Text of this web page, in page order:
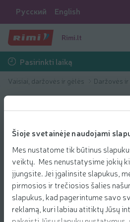
Šioje svetainėje naudojami
Mes nustatome tik būtinus
veiktų. Mes nenustatysime jokių
įjungsite. Jei įgalinsite slapukus,
pirmosios ir trečiosios šalies
slapukus, kad pagerintume savo
reklamą, kuri labiau atitiktų Jūsų
Русский English
Rimi.lt
Pasirinkti laiką
Vaisiai, daržovės ir gėlės Daržovės